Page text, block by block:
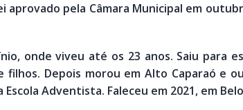
aprovado pela Câmara Municipal em
onde viveu até os 23 anos. Saiu para
Depois morou em Alto Caparaó e
Adventista. Faleceu em 2021, em